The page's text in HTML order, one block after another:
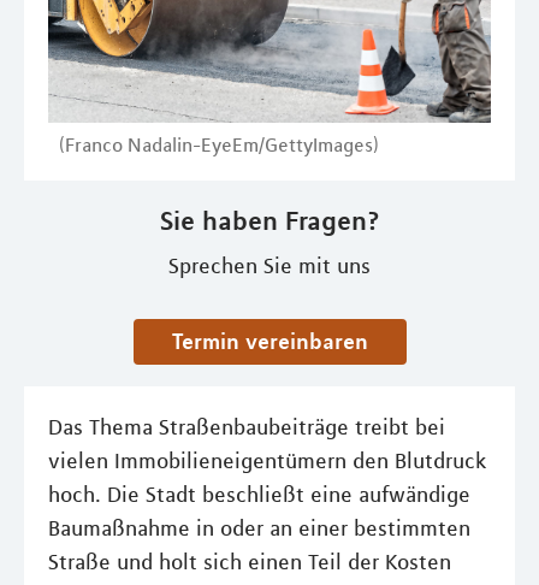
(Franco Nadalin-EyeEm/GettyImages)
Sie haben Fragen?
Sprechen Sie mit uns
Termin vereinbaren
Das Thema Straßenbaubeiträge treibt bei
vielen Immobilieneigentümern den Blutdruck
hoch. Die Stadt beschließt eine aufwändige
Baumaßnahme in oder an einer bestimmten
Straße und holt sich einen Teil der Kosten